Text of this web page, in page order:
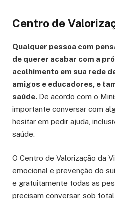
Centro de
Qualquer pessoa com
de querer acabar com a
acolhimento em sua rede
amigos e educadores, e
saúde. De acordo com o
importante conversar com
hesitar em pedir ajuda,
saúde.
O Centro de Valorização da
emocional e prevenção do
e gratuitamente todas as
precisam conversar, sob